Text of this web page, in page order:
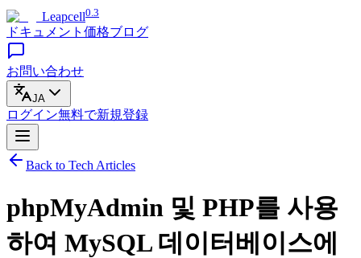
Leapcell0.3
ドキュメント 価格ブログ
お問い合わせ
JA
ログイン無料で新規登録
Back to Tech Articles
phpMyAdmin 및 PHP를 사용
하여 MySQL 데이터베이스에